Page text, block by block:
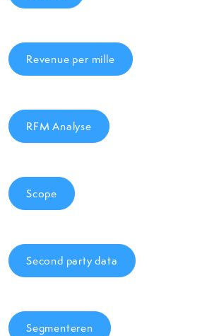
Revenue per mille
RFM Analyse
Scope
Second party data
Segmenteren